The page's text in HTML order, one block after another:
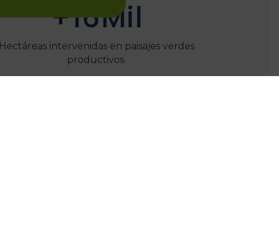
Hectáreas intervenidas en paisajes verdes
productivos.
+16Mil